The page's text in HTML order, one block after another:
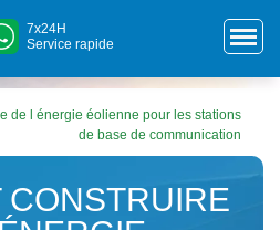
7x24H
Service rapide
de l énergie éolienne pour les stations
de base de communication
CONSTRUIRE